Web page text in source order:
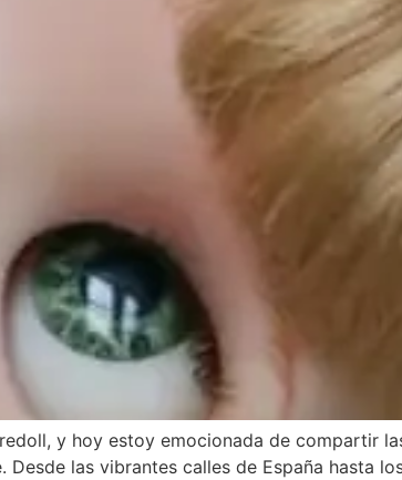
y hoy estoy emocionada de compartir
las vibrantes calles de España hasta